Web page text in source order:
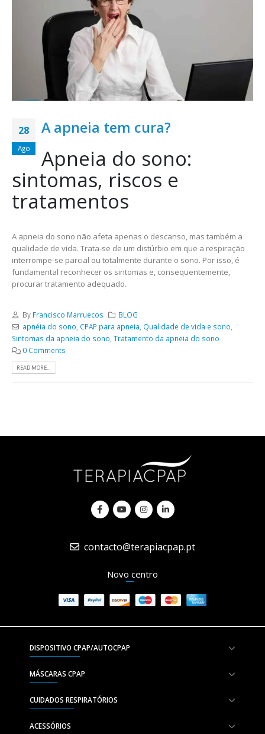
28
Ago
A apneia tem cura?
Apneia do sono:
sintomas, riscos e
tratamentos
A apneia do sono não afeta apenas o descanso, mas também a
qualidade de vida. Trata-se de um distúrbio em que a respiração
interrompe-se parcial ou totalmente durante o sono. Por isso, é
fundamental reconhecer os sintomas e, consequentemente,
procurar tratamento adequado.
By Francisco Marruecos
BLOG
apnéia do sono CPAP para apneia Qualidade de vida e sono
Sintomas da apneia do sono Tratamento da apneia do sono
0 Comments
READ MORE...
contacto@terapiacpap.pt
Novo centro
DISPOSITIVO CPAP/AUTOCPAP
MÁSCARAS CPAP
CUIDADOS RESPIRATÓRIOS
ACESSÓRIOS